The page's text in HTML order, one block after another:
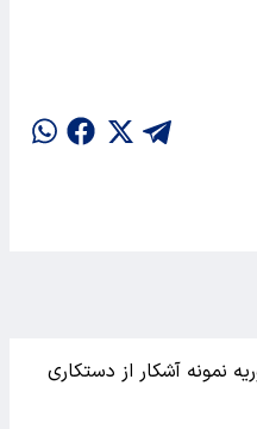
نمونه آشکار از دستکاری